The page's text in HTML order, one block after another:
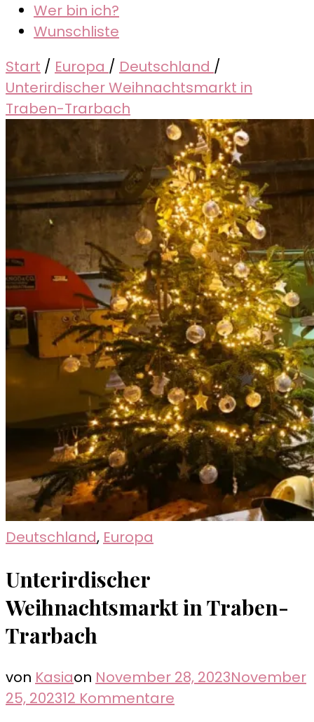
Wer bin ich?
Wunschliste
Start / Europa / Deutschland /
Unterirdischer Weihnachtsmarkt in
Traben-Trarbach
Deutschland, Europa
Unterirdischer
Weihnachtsmarkt in Traben-
Trarbach
von Kasiaon November 28, 2023November
25, 202312 Kommentare